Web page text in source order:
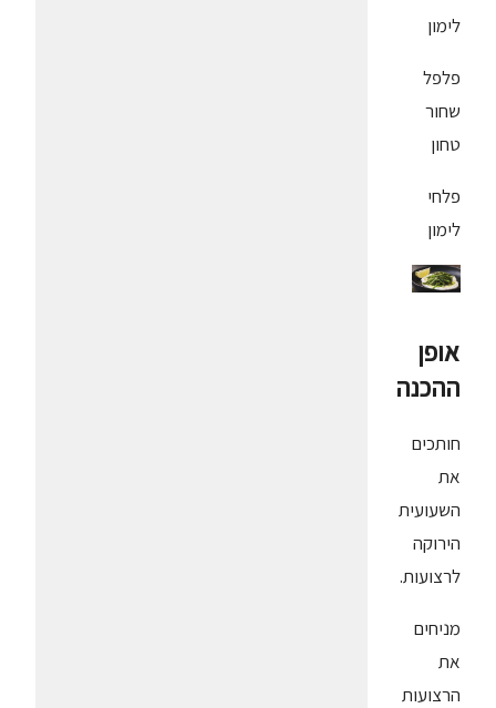
לימון
פלפל
שחור
טחון
פלחי
לימון
אופן
ההכנה
חותכים
את
השעועית
הירוקה
לרצועות.
מניחים
את
הרצועות